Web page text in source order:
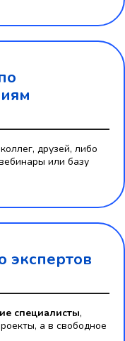
коллег, друзей, либо
или базу
экспертов
специалисты,
а в свободное